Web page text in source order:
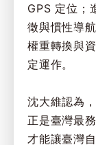
GPS 定位；
徵與慣性導
權重轉換與
定運作。
沈大維認為
正是臺灣最
才能讓臺灣